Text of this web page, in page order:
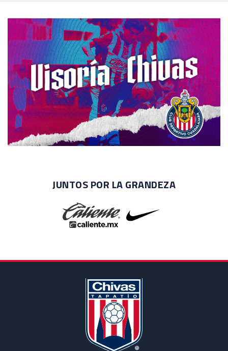
JUNTOS POR LA GRANDEZA